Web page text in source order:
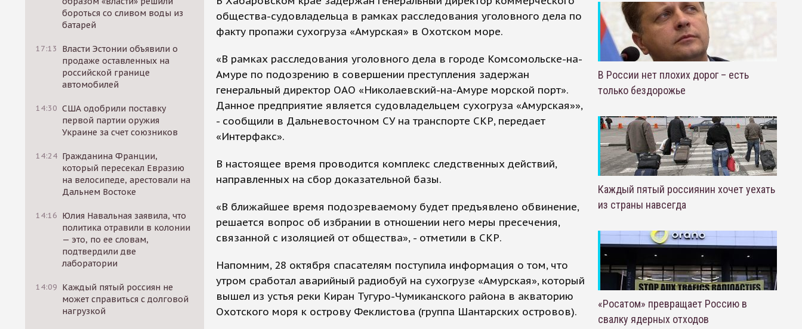
бороться со сливом воды из
батарей
17:13
Власти Эстонии объявили о
продаже оставленных на
российской границе
автомобилей
14:30 США одобрили поставку
первой партии оружия
Украине за счет союзников
14:24 Гражданина Франции,
который пересекал Евразию
на велосипеде, арестовали на
Дальнем Востоке
14:16 Юлия Навальная заявила, что
политика отравили в колонии
— это, по ее словам,
подтвердили две
лаборатории
14:09 Каждый пятый россиян не
может справиться с долговой
нагрузкой
общества-судовладельца в рамках расследования уголовного дела по
факту пропажи сухогруза «Амурская» в Охотском море.
«В рамках расследования уголовного дела в городе Комсомольске-на-
Амуре по подозрению в совершении преступления задержан
генеральный директор ОАО «Николаевский-на-Амуре морской порт».
Данное предприятие является судовладельцем сухогруза «Амурская»»,
- сообщили в Дальневосточном СУ на транспорте СКР, передает
«Интерфакс».
В настоящее время проводится комплекс следственных действий,
направленных на сбор доказательной базы.
«В ближайшее время подозреваемому будет предъявлено обвинение,
решается вопрос об избрании в отношении него меры пресечения,
связанной с изоляцией от общества», - отметили в СКР.
Напомним, 28 октября спасателям поступила информация о том, что
утром сработал аварийный радиобуй на сухогрузе «Амурская», который
вышел из устья реки Киран Тугуро-Чумиканского района в акваторию
Охотского моря к острову Феклистова (группа Шантарских островов).
В России нет плохих дорог – есть
только бездорожье
Каждый пятый россиянин хочет уехать
из страны навсегда
«Росатом» превращает Россию в
свалку ядерных отходов